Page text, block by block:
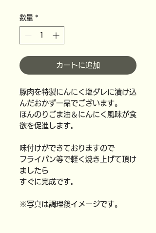
数量 *
カートに追加
豚肉を特製にんにく塩ダレに漬け込
んだおかず一品でございます。
ほんのりごま油＆にんにく風味が食
欲を促進します。
味付けができておりますので
フライパン等で軽く焼き上げて頂け
ましたら
すぐに完成です。
※写真は調理後イメージです。